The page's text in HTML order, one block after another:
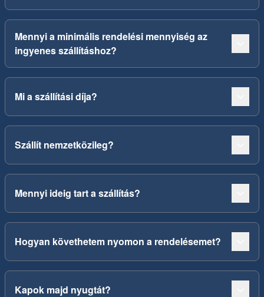
Mennyi a minimális rendelési mennyiség az
ingyenes szállításhoz?
Mi a szállítási díja?
Szállít nemzetközileg?
Mennyi ideig tart a szállítás?
Hogyan követhetem nyomon a rendelésemet?
Kapok majd nyugtát?